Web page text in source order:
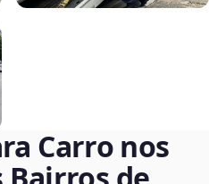
Carro nos